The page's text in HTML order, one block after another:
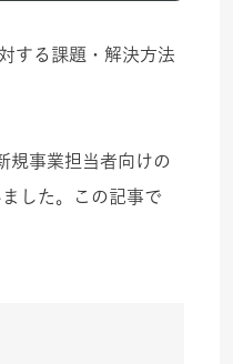
する課題・解決方法
規事業担当者向けの
ました。この記事で